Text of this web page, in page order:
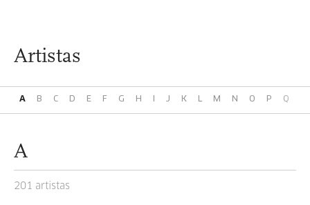
Artistas
A B C D E F G H J K L M N O P Q
A
201 artistas